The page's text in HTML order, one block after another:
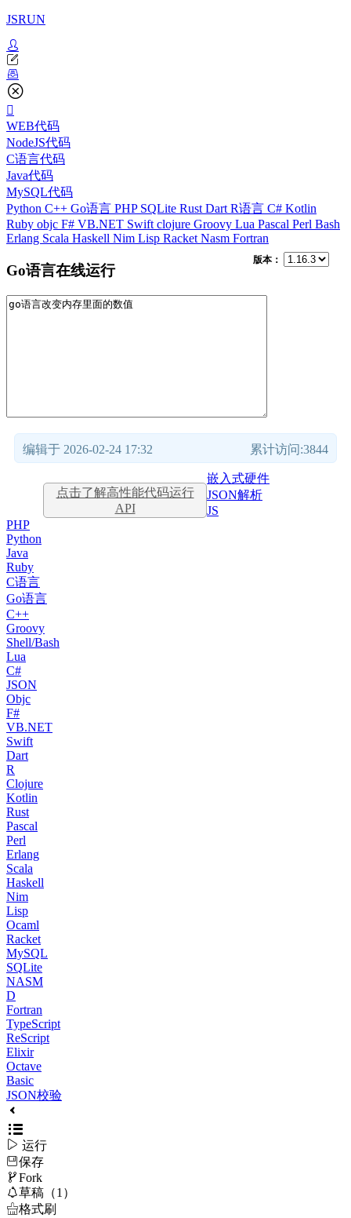
JSRUN
WEB代码
NodeJS代码
C语言代码
Java代码
MySQL代码
Python C++ Go语言 PHP SQLite Rust Dart R语言 C# Kotlin
Ruby objc F# VB.NET Swift clojure Groovy Lua Pascal Perl Bash
Erlang Scala Haskell Nim Lisp Racket Nasm Fortran
Go语言在线运行
版本：
编辑于 2026-02-24 17:32 累计访问:3844
点击了解高性能代码运行
API
嵌入式硬件
JSON解析
JS
PHP
Python
Java
Ruby
C语言
Go语言
C++
Groovy
Shell/Bash
Lua
C#
JSON
Objc
F#
VB.NET
Swift
Dart
R
Clojure
Kotlin
Rust
Pascal
Perl
Erlang
Scala
Haskell
Nim
Lisp
Ocaml
Racket
MySQL
SQLite
NASM
D
Fortran
TypeScript
ReScript
Elixir
Octave
Basic
JSON校验
 运行
保存
Fork
草稿（1）
格式刷